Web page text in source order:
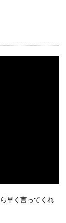
早く言ってくれ